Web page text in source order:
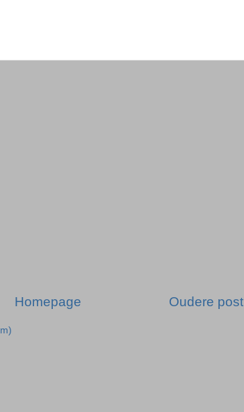
Oudere post
Homepage